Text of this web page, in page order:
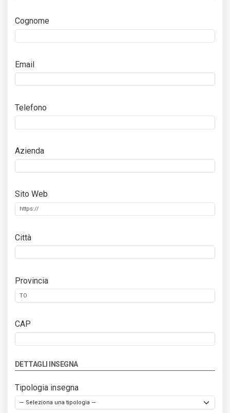
Cognome
Email
Telefono
Azienda
Sito Web
Città
Provincia
CAP
DETTAGLI INSEGNA
Tipologia insegna